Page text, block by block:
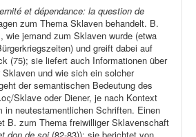
et dépendance: la question de
zum Thema Sklaven behandelt. B.
wie jemand zum Sklaven wurde (etwa
und greift dabei auf
(75); sie liefert auch Informationen über
und wie sich ein solcher
der semantischen Bedeutung des
Sklave oder Diener, je nach Kontext
in neutestamentlichen Schriften. Einen
B. zum Thema freiwilliger Sklavenschaft